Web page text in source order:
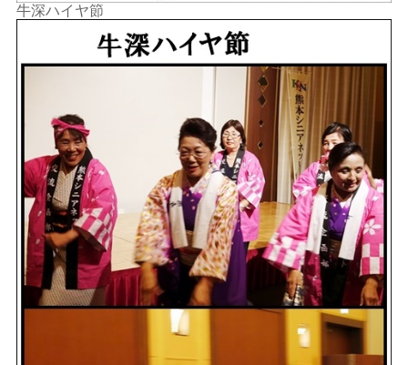
牛深ハイヤ節